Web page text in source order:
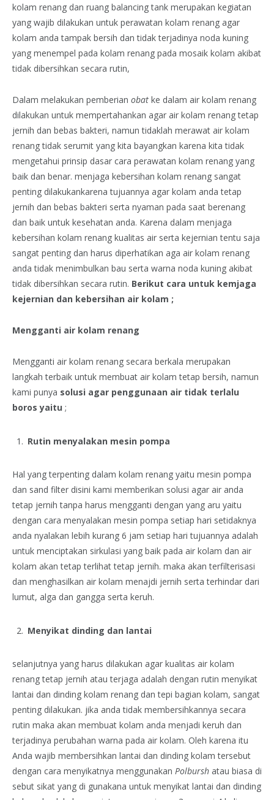
kolam renang dan ruang balancing tank merupakan kegiatan
yang wajib dilakukan untuk perawatan kolam renang agar
kolam anda tampak bersih dan tidak terjadinya noda kuning
yang menempel pada kolam renang pada mosaik kolam akibat
tidak dibersihkan secara rutin,
Dalam melakukan pemberian obat ke dalam air kolam renang
dilakukan untuk mempertahankan agar air kolam renang tetap
jernih dan bebas bakteri, namun tidaklah merawat air kolam
renang tidak serumit yang kita bayangkan karena kita tidak
mengetahui prinsip dasar cara perawatan kolam renang yang
baik dan benar. menjaga kebersihan kolam renang sangat
penting dilakukankarena tujuannya agar kolam anda tetap
jernih dan bebas bakteri serta nyaman pada saat berenang
dan baik untuk kesehatan anda. Karena dalam menjaga
kebersihan kolam renang kualitas air serta kejernian tentu saja
sangat penting dan harus diperhatikan aga air kolam renang
anda tidak menimbulkan bau serta warna noda kuning akibat
tidak dibersihkan secara rutin. Berikut cara untuk kemjaga
kejernian dan kebersihan air kolam ;
Mengganti air kolam renang
Mengganti air kolam renang secara berkala merupakan
langkah terbaik untuk membuat air kolam tetap bersih, namun
kami punya solusi agar penggunaan air tidak terlalu
boros yaitu ;
Rutin menyalakan mesin pompa
Hal yang terpenting dalam kolam renang yaitu mesin pompa
dan sand filter disini kami memberikan solusi agar air anda
tetap jernih tanpa harus mengganti dengan yang aru yaitu
dengan cara menyalakan mesin pompa setiap hari setidaknya
anda nyalakan lebih kurang 6 jam setiap hari tujuannya adalah
untuk menciptakan sirkulasi yang baik pada air kolam dan air
kolam akan tetap terlihat tetap jernih. maka akan terfilterisasi
dan menghasilkan air kolam menajdi jernih serta terhindar dari
lumut, alga dan gangga serta keruh.
Menyikat dinding dan lantai
selanjutnya yang harus dilakukan agar kualitas air kolam
renang tetap jernih atau terjaga adalah dengan rutin menyikat
lantai dan dinding kolam renang dan tepi bagian kolam, sangat
penting dilakukan. jika anda tidak membersihkannya secara
rutin maka akan membuat kolam anda menjadi keruh dan
terjadinya perubahan warna pada air kolam. Oleh karena itu
Anda wajib membersihkan lantai dan dinding kolam tersebut
dengan cara menyikatnya menggunakan Polbursh atau biasa di
sebut sikat yang di gunakana untuk menyikat lantai dan dinding